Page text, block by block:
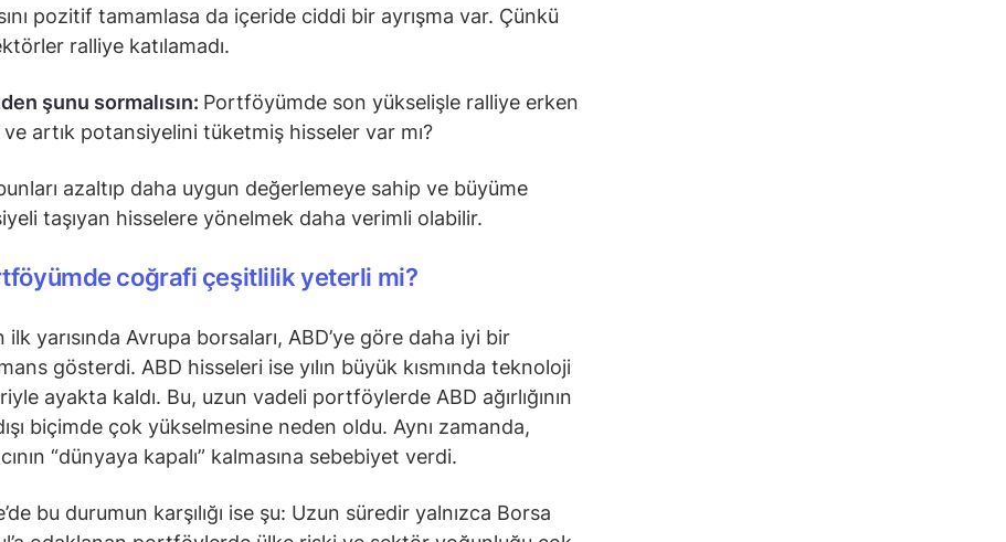
pozitif tamamlasa da içeride ciddi bir ayrışma var. Çünkü
ralliye katılamadı.
şunu sormalısın: Portföyümde son yükselişle ralliye erken
ve artık potansiyelini tüketmiş hisseler var mı?
azaltıp daha uygun değerlemeye sahip ve büyüme
taşıyan hisselere yönelmek daha verimli olabilir.
coğrafi çeşitlilik yeterli mi?
ilk yarısında Avrupa borsaları, ABD’ye göre daha iyi bir
gösterdi. ABD hisseleri ise yılın büyük kısmında teknoloji
ayakta kaldı. Bu, uzun vadeli portföylerde ABD ağırlığının
biçimde çok yükselmesine neden oldu. Aynı zamanda,
“dünyaya kapalı” kalmasına sebebiyet verdi.
bu durumun karşılığı ise şu: Uzun süredir yalnızca Borsa